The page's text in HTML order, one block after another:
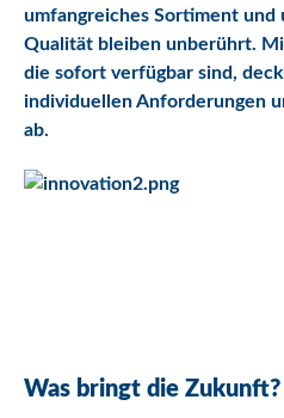
umfangreiches Sortiment und
Qualität bleiben unberührt.
die sofort verfügbar sind,
individuellen Anforderungen
ab.
Was bringt die Zukunft?